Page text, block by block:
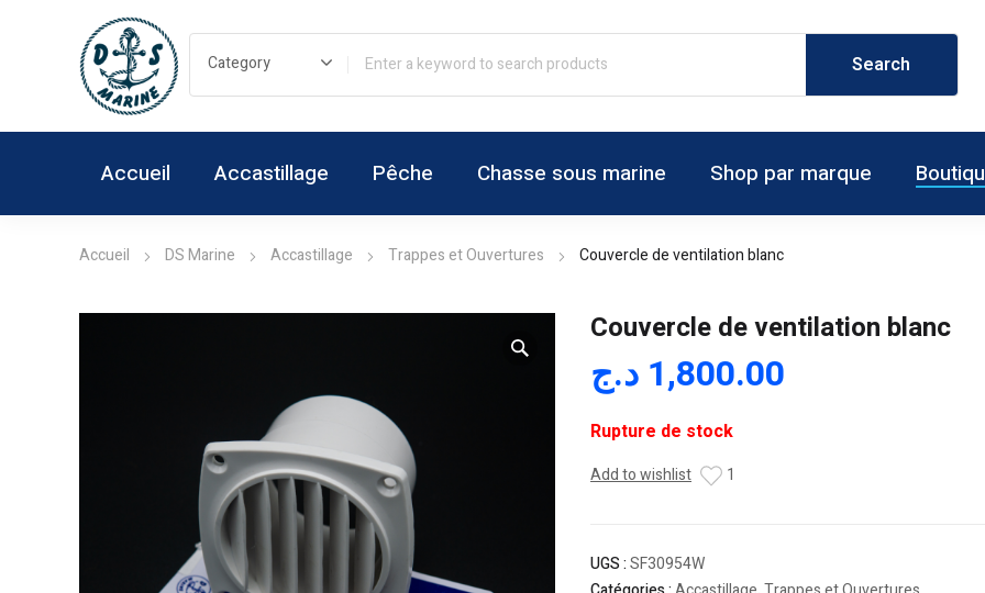
Accueil Accastillage Pêche Chasse sous marine Shop par marque
Accueil DS Marine Accastillage Trappes et Ouvertures Couvercle de ventilation blanc
Couvercle de ventilation blanc
1,800.00 د.ج
Rupture de stock
Add to wishlist 1
UGS :SF30954W